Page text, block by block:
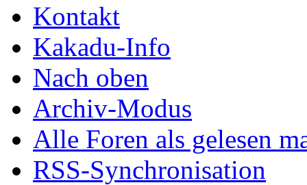
Kontakt
Kakadu-Info
Nach oben
Archiv-Modus
Alle Foren als gelesen
RSS-Synchronisation